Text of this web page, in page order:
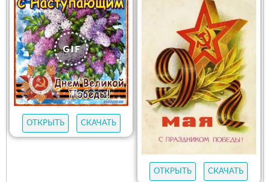
ОТКРЫТЬ СКАЧАТЬ
ОТКРЫТЬ СКАЧАТЬ